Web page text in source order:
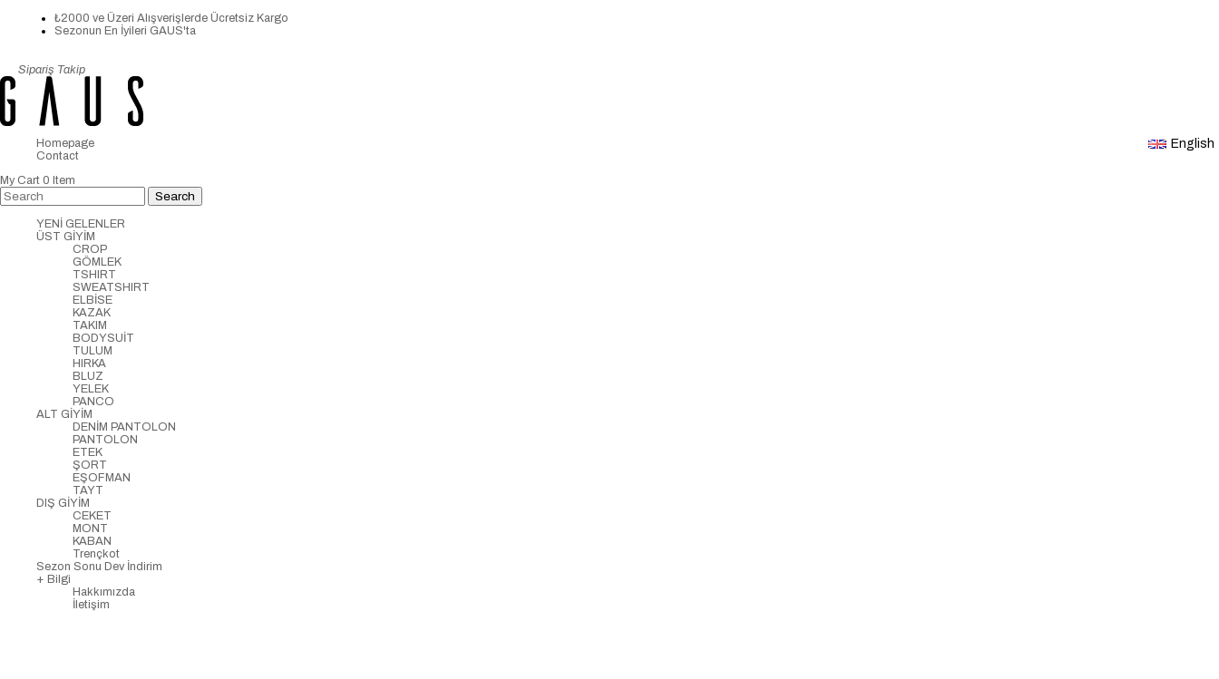
₺2000 ve Üzeri Alışverişlerde Ücretsiz Kargo
Sezonun En İyileri GAUS'ta
Sipariş Takip
English
Homepage
Contact
My Cart 0 Item
YENİ GELENLER
ÜST GİYİM
CROP
GÖMLEK
TSHIRT
SWEATSHIRT
ELBİSE
KAZAK
TAKIM
BODYSUİT
TULUM
HIRKA
BLUZ
YELEK
PANCO
ALT GİYİM
DENİM PANTOLON
PANTOLON
ETEK
ŞORT
EŞOFMAN
TAYT
DIŞ GİYİM
CEKET
MONT
KABAN
Trençkot
Sezon Sonu Dev İndirim
+ Bilgi
Hakkımızda
İletişim